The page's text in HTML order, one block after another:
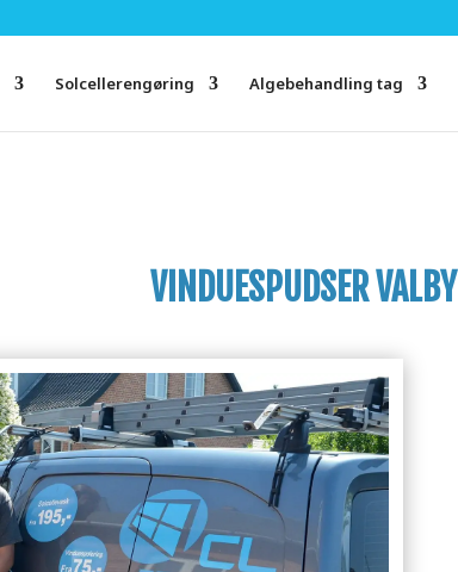
Solcellerengøring Algebehandling tag
VINDUESPUDSER VALBY